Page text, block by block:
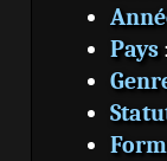
Pays